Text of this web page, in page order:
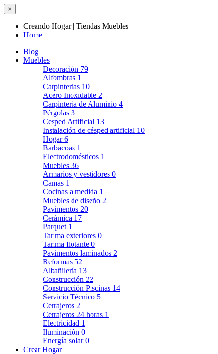
×
Creando Hogar | Tiendas Muebles
Home
Blog
Muebles
Decoración 79
Alfombras 1
Carpinterias 10
Acero Inoxidable 2
Carpintería de Aluminio 4
Pérgolas 3
Cesped Artificial 13
Instalación de césped artificial 10
Hogar6
Barbacoas 1
Electrodomésticos 1
Muebles 36
Armarios y vestidores 0
Camas 1
Cocinas a medida 1
Muebles de diseño 2
Pavimentos 20
Cerámica 17
Parquet 1
Tarima exteriores 0
Tarima flotante 0
Pavimentos laminados 2
Reformas 52
Albañilería 13
Construcción 22
Construcción Piscinas 14
Servicio Técnico 5
Cerrajeros 2
Cerrajeros 24 horas 1
Electricidad 1
Iluminación 0
Energía solar0
Crear Hogar